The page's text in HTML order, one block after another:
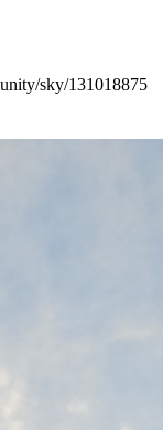
sky/131018875